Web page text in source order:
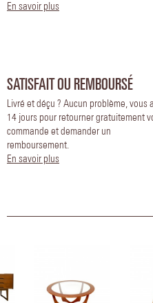
En savoir plus
SATISFAIT OU REMBOURSÉ
Livré et déçu ? Aucun problème, vous
14 jours pour retourner gratuitement
commande et demander un
remboursement.
En savoir plus